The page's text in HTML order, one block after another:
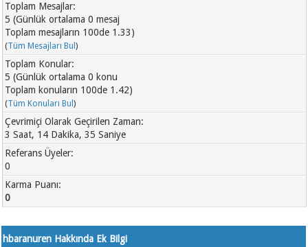
Toplam Mesajlar:
5 (Günlük ortalama 0 mesaj
Toplam mesajların 100de 1.33)
(Tüm Mesajları Bul)
Toplam Konular:
5 (Günlük ortalama 0 konu
Toplam konuların 100de 1.42)
(Tüm Konuları Bul)
Çevrimiçi Olarak Geçirilen Zaman:
3 Saat, 14 Dakika, 35 Saniye
Referans Üyeler:
0
Karma Puanı:
0
hbaranuren Hakkında Ek Bilgi